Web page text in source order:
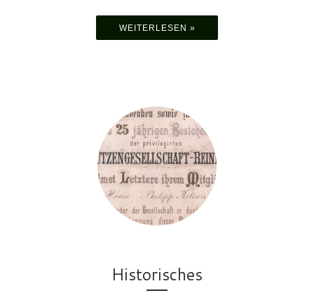
WEITERLESEN »
Historisches